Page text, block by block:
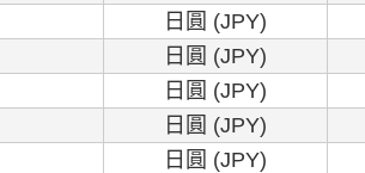
日圓 (JPY)
日圓 (JPY)
日圓 (JPY)
日圓 (JPY)
日圓 (JPY)